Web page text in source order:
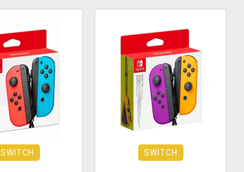
SWITCH SWITCH